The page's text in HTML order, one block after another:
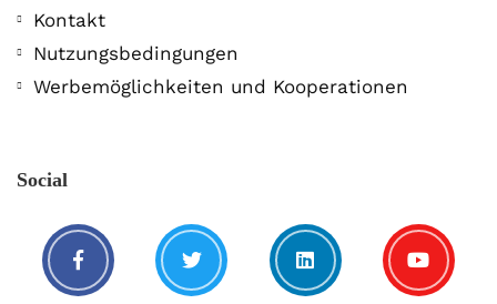
Kontakt
Nutzungsbedingungen
Werbemöglichkeiten und Kooperationen
Social